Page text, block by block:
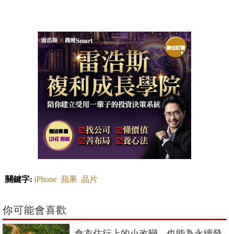
蘋果
你可能會喜歡
展盡一份力...除了節能減碳，還有機